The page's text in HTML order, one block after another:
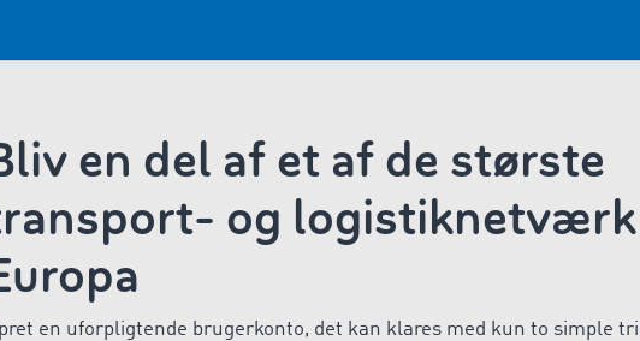
en del af et af de største
og
en uforpligtende brugerkonto, det kan klares med kun to simple